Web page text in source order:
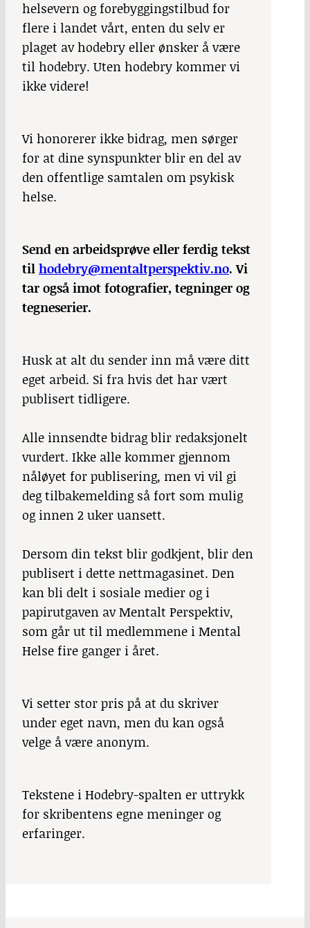
helsevern og forebyggingstilbud for
flere i landet vårt, enten du selv er
plaget av hodebry eller ønsker å være
til hodebry. Uten hodebry kommer vi
ikke videre!
Vi honorerer ikke bidrag, men sørger
for at dine synspunkter blir en del av
den offentlige samtalen om psykisk
helse.
Send en arbeidsprøve eller ferdig tekst
tilhodebry@mentaltperspektiv.no. Vi
tar også imot fotografier, tegninger og
tegneserier.
Husk at alt du sender inn må være ditt
eget arbeid. Si fra hvis det har vært
publisert tidligere.
Alle innsendte bidrag blir redaksjonelt
vurdert. Ikke alle kommer gjennom
nåløyet for publisering, men vi vil gi
deg tilbakemelding så fort som mulig
og innen 2 uker uansett.
Dersom din tekst blir godkjent, blir den
publisert i dette nettmagasinet. Den
kan bli delt i sosiale medier og i
papirutgaven av Mentalt Perspektiv,
som går ut til medlemmene i Mental
Helse fire ganger i året.
Vi setter stor pris på at du skriver
under eget navn, men du kan også
velge å være anonym.
Tekstene i Hodebry-spalten er uttrykk
for skribentens egne meninger og
erfaringer.